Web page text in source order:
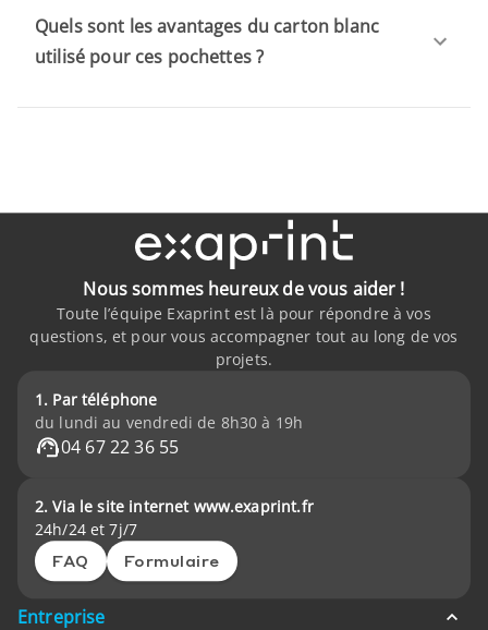
Quels sont les avantages du carton blanc
utilisé pour ces pochettes ?
Nous sommes heureux de vous aider !
Toute l’équipe Exaprint est là pour répondre à vos
questions, et pour vous accompagner tout au long de vos
projets.
1. Par téléphone
du lundi au vendredi de 8h30 à 19h
04 67 22 36 55
2. Via le site internet www.exaprint.fr
24h/24 et 7j/7
FAQ Formulaire
Entreprise